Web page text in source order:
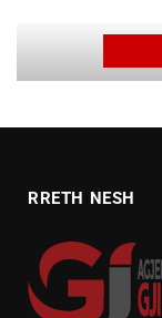
RRETH NESH